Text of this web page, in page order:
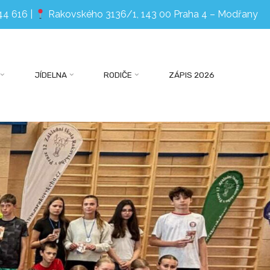
616 Rakovského 3136/1, 143 00 Praha 4 – Modřany
JÍDELNA RODIČE ZÁPIS 2026